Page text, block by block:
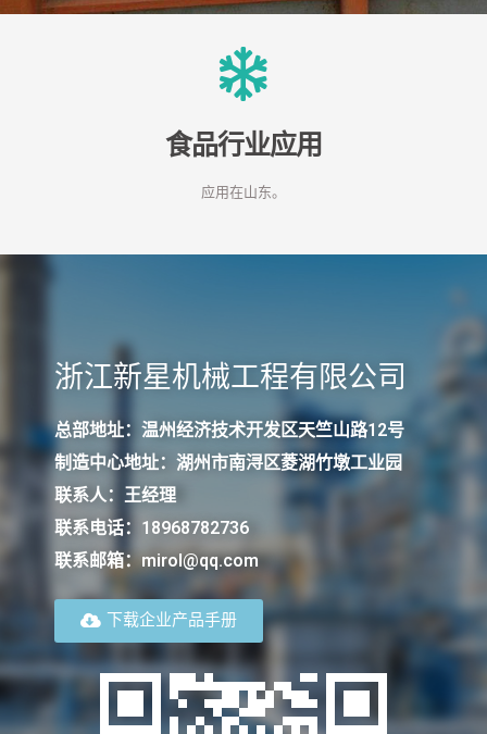
食品行业应用
应用在山东。
浙江新星机械工程有限公司
总部地址：温州经济技术开发区天竺山路12号
制造中心地址：湖州市南浔区菱湖竹墩工业园
联系人：王经理
联系电话：18968782736
联系邮箱：mirol@qq.com
下载企业产品手册